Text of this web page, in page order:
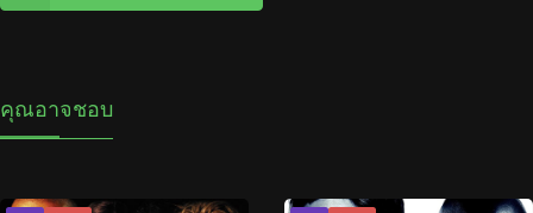
คุณอาจชอบ